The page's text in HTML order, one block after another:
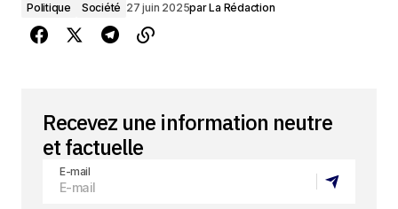
Politique Société 27 juin 2025parLa Rédaction
Recevez une information neutre
et factuelle
E-mail